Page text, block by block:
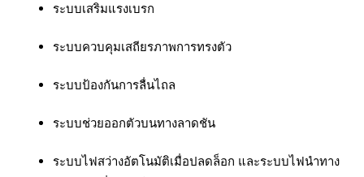
ระบบเสริมแรงเบรก
ระบบควบคุมเสถียรภาพการทรงตัว
ระบบป้องกันการลื่นไถล
ระบบช่วยออกตัวบนทางลาดชัน
ระบบไฟสว่างอัตโนมัติเมื่อปลดล็อก และระบบไฟนำทาง